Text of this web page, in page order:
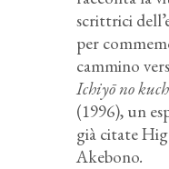
scrittrici
per
cammino
Ichiyō no
(1996), un
già citate
Akebono.